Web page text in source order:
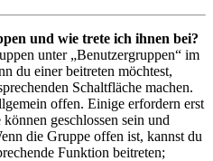
und wie trete ich ihnen bei?
unter „Benutzergruppen“ im
du einer beitreten möchtest,
Schaltfläche machen.
offen. Einige erfordern erst
geschlossen sein und
die Gruppe offen ist, kannst du
Funktion beitreten;